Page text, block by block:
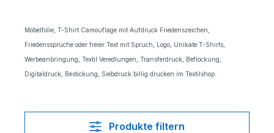
Möbelfolie, T-Shirt Camouflage mit Aufdruck Friedenszeichen,
Friedenssprüche oder freier Text mit Spruch, Logo, Unikate T-Shirts,
Werbeanbringung, Textil Veredlungen, Transferdruck, Beflockung,
Digitaldruck, Bestickung, Siebdruck billig drucken im Textilshop
Produkte filtern